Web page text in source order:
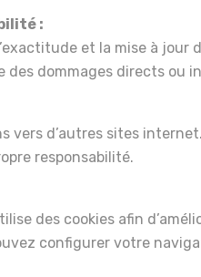
:
l’exactitude et la mise à
dommages directs ou
vers d’autres sites
responsabilité.
des cookies afin
configurer votre